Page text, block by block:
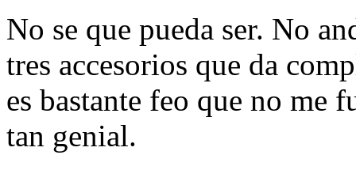
No se que pueda ser. No
tres accesorios que da
es bastante feo que no me
tan genial.